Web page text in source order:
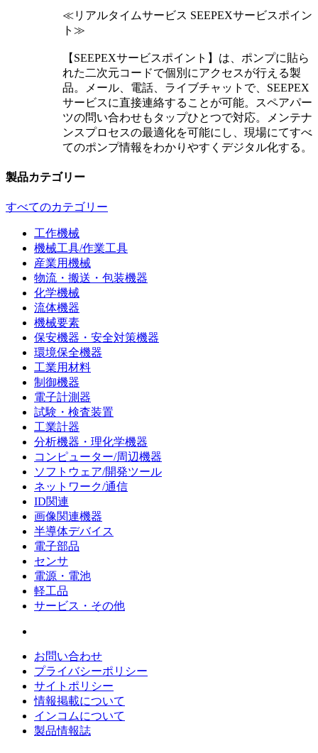
≪リアルタイムサービス SEEPEXサービスポイン
ト≫
【SEEPEXサービスポイント】は、ポンプに貼ら
れた二次元コードで個別にアクセスが行える製
品。メール、電話、ライブチャットで、SEEPEX
サービスに直接連絡することが可能。スペアパー
ツの問い合わせもタップひとつで対応。メンテナ
ンスプロセスの最適化を可能にし、現場にてすべ
てのポンプ情報をわかりやすくデジタル化する。
製品カテゴリー
すべてのカテゴリー
工作機械
機械工具/作業工具
産業用機械
物流・搬送・包装機器
化学機械
流体機器
機械要素
保安機器・安全対策機器
環境保全機器
工業用材料
制御機器
電子計測器
試験・検査装置
工業計器
分析機器・理化学機器
コンピューター/周辺機器
ソフトウェア/開発ツール
ネットワーク/通信
ID関連
画像関連機器
半導体デバイス
電子部品
センサ
電源・電池
軽工品
サービス・その他
お問い合わせ
プライバシーポリシー
サイトポリシー
情報掲載について
インコムについて
製品情報誌